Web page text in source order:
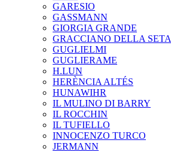
GARESIO
GASSMANN
GIORGIA GRANDE
GRACCIANO DELLA SETA
GUGLIELMI
GUGLIERAME
H.LUN
HERÈNCIA ALTÉS
HUNAWIHR
IL MULINO DI BARRY
IL ROCCHIN
IL TUFIELLO
INNOCENZO TURCO
JERMANN